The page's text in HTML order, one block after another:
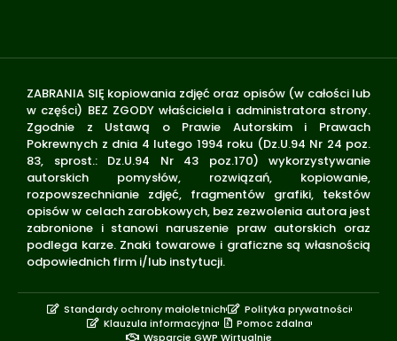
ZABRANIA SIĘ kopiowania zdjęć oraz opisów (w całości lub
w części) BEZ ZGODY właściciela i administratora strony.
Zgodnie z Ustawą o Prawie Autorskim i Prawach
Pokrewnych z dnia 4 lutego 1994 roku (Dz.U.94 Nr 24 poz.
83, sprost.: Dz.U.94 Nr 43 poz.170) wykorzystywanie
autorskich pomysłów, rozwiązań, kopiowanie,
rozpowszechnianie zdjęć, fragmentów grafiki, tekstów
opisów w celach zarobkowych, bez zezwolenia autora jest
zabronione i stanowi naruszenie praw autorskich oraz
podlega karze. Znaki towarowe i graficzne są własnością
odpowiednich firm i/lub instytucji.
Standardy ochrony małoletnich
Polityka prywatności
Klauzula informacyjna
Pomoc zdalna
Wsparcie GWP Wirtualnie